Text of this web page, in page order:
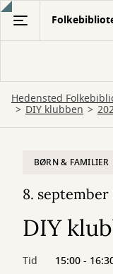
Gå
hovedindhold
Hedensted
DIY klubben
BØRN & FAMILIER
8. september
DIY
Tid
15:00 -